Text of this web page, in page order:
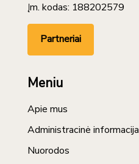
Įm. kodas: 188202579
Partneriai
Meniu
Apie mus
Administracinė informacija
Nuorodos